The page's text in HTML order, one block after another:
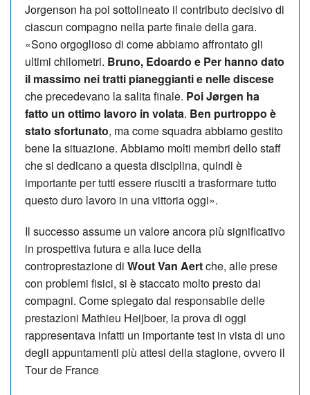
Jorgenson ha poi sottolineato il contributo decisivo di
ciascun compagno nella parte finale della gara.
«Sono orgoglioso di come abbiamo affrontato gli
ultimi chilometri. Bruno, Edoardo e Per hanno dato
il massimo nei tratti pianeggianti e nelle discese
che precedevano la salita finale. Poi Jørgen ha
fatto un ottimo lavoro in volata. Ben purtroppo è
stato sfortunato, ma come squadra abbiamo gestito
bene la situazione. Abbiamo molti membri dello staff
che si dedicano a questa disciplina, quindi è
importante per tutti essere riusciti a trasformare tutto
questo duro lavoro in una vittoria oggi».
Il successo assume un valore ancora più significativo
in prospettiva futura e alla luce della
controprestazione di Wout Van Aertche, alle prese
con problemi fisici, si è staccato molto presto dai
compagni. Come spiegato dal responsabile delle
prestazioni Mathieu Heijboer, la prova di oggi
rappresentava infatti un importante test in vista di uno
degli appuntamenti più attesi della stagione, ovvero il
Tour de France